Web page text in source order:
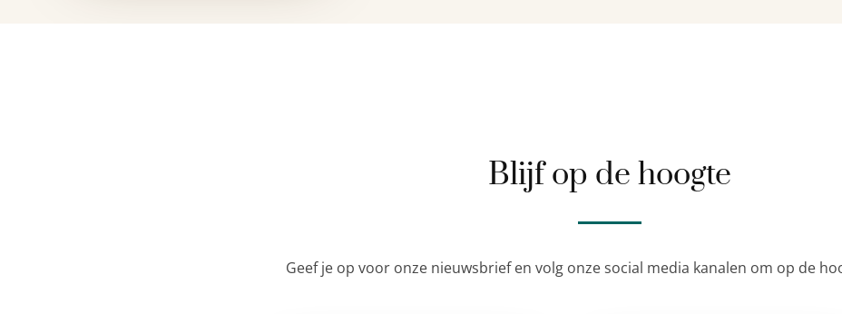
Blijf op de hoogte
Geef je op voor onze nieuwsbrief en volg onze social media kanalen om op de